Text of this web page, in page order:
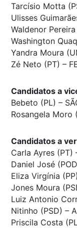
Tarcísio Motta
Ulisses
Waldenor Pereira
Washington
Yandra Moura
Zé Neto (PT) –
Candidatos a
Bebeto (PL) –
Rosangela Moro
Candidatos a
Carla Ayres (PT)
Daniel José
Eliza Virgínia
Jones Moura
Luiz Antonio
Nitinho (PSD) –
Priscila Costa